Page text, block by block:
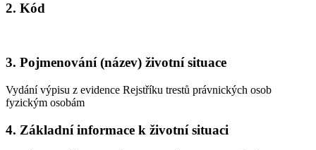
2. Kód
3. Pojmenování (název) životní situace
Vydání výpisu z evidence Rejstříku trestů právnických osob
fyzickým osobám
4. Základní informace k životní situaci